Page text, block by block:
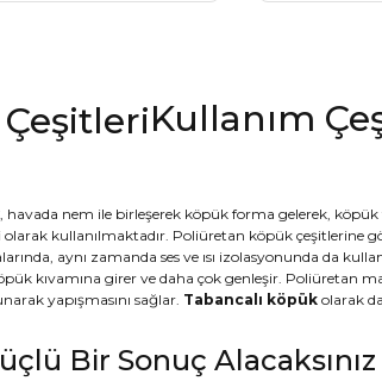
Kullanım
, havada nem ile birleşerek köpük forma gelerek,
kullanılmaktadır. Poliüretan köpük çeşitlerine
aynı zamanda ses ve ısı izolasyonunda da
kıvamına girer ve daha çok genleşir. Poliüretan
yapışmasını sağlar. Tabancalı köpük olarak
Bir Sonuç Alacaksınız